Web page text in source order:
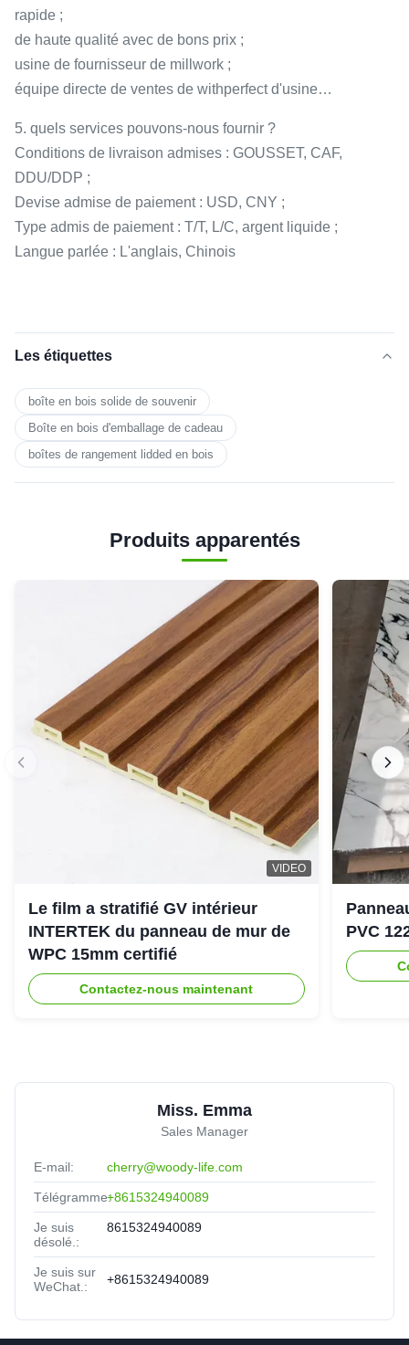
rapide ;
de haute qualité avec de bons prix ;
usine de fournisseur de millwork ;
équipe directe de ventes de withperfect d'usine…
5. quels services pouvons-nous fournir ?
Conditions de livraison admises : GOUSSET, CAF,
DDU/DDP ;
Devise admise de paiement : USD, CNY ;
Type admis de paiement : T/T, L/C, argent liquide ;
Langue parlée : L'anglais, Chinois
Les étiquettes
boîte en bois solide de souvenir
Boîte en bois d'emballage de cadeau
boîtes de rangement lidded en bois
Produits apparentés
VIDEO
Le film a stratifié GV intérieur
INTERTEK du panneau de mur de
WPC 15mm certifié
Contactez-nous maintenant
PVC
Miss. Emma
Sales Manager
E-mail: cherry@woody-life.com
Télégramme:+8615324940089
Je suis
désolé.:
8615324940089
Je suis sur
WeChat.:
+8615324940089